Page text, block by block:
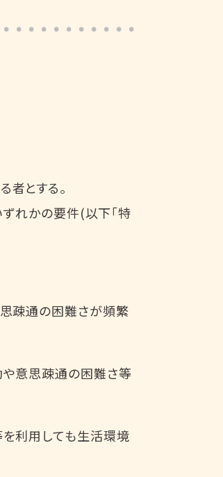
とする。
れかの要件(以下「特
疎通の困難さが頻繁
や意思疎通の困難さ等
利用しても生活環境